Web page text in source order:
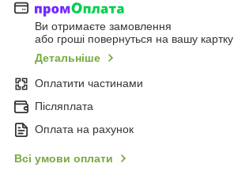
Ви отримаєте замовлення
або гроші повернуться на вашу картку
Детальніше
Оплатити частинами
Післяплата
Оплата на рахунок
Всі умови оплати